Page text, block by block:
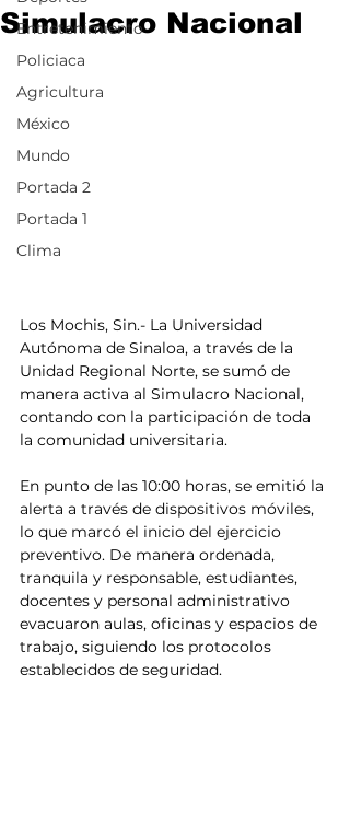
Entretenimiento
Policiaca
Agricultura
México
Mundo
Portada 2
Portada 1
Clima
Simulacro Nacional
Los Mochis, Sin.- La Universidad
Autónoma de Sinaloa, a través de la
Unidad Regional Norte, se sumó de
manera activa al Simulacro Nacional,
contando con la participación de toda
la comunidad universitaria.
En punto de las 10:00 horas, se emitió la
alerta a través de dispositivos móviles,
lo que marcó el inicio del ejercicio
preventivo. De manera ordenada,
tranquila y responsable, estudiantes,
docentes y personal administrativo
evacuaron aulas, oficinas y espacios de
trabajo, siguiendo los protocolos
establecidos de seguridad.